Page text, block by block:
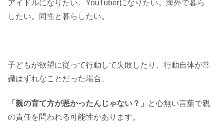
アイドルになりたい。YouTuberになりたい。海外で暮ら
したい。同性と暮らしたい。
子どもが欲望に従って行動して失敗したり、行動自体が常
識はずれなことだった場合、
「親の育て方が悪かったんじゃない？」
と心無い言葉で親
の責任を問われる可能性があります。